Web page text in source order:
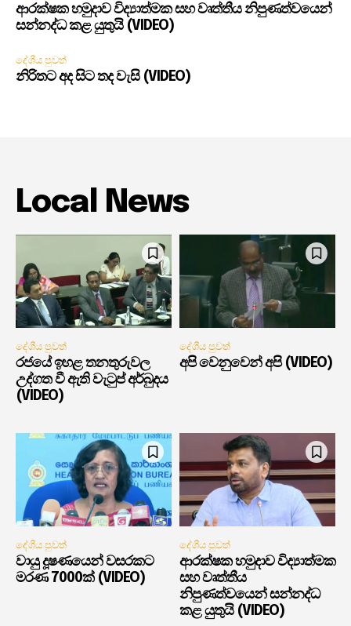
ආරක්ෂක හමුදාව විද්‍යාත්මක සහ වෘත්තීය නිපුණත්වයෙන්
සන්නද්ධ කළ යුතුයි (VIDEO)
දේශීය පුවත්
නිරිතට අද සිට තද වැසි (VIDEO)
Local News
දේශීය පුවත්
රජයේ ඉහළ තනතුරුවල
උද්ගත වී ඇති වැටුප් අර්බුදය
(VIDEO)
දේශීය පුවත්
අපි වෙනුවෙන් අපි (VIDEO)
දේශීය පුවත්
වායු දූෂණයෙන් වසරකට
මරණ 7000ක් (VIDEO)
දේශීය පුවත්
ආරක්ෂක හමුදාව විද්‍යාත්මක
සහ වෘත්තීය
නිපුණත්වයෙන් සන්නද්ධ
කළ යුතුයි (VIDEO)